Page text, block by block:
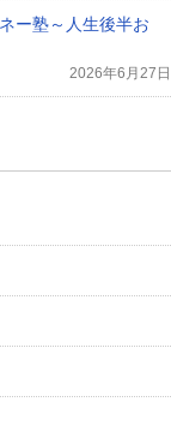
ー塾～人生後半お
2026年6月27日